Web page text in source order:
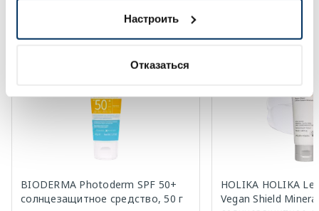
Настроить
Отказаться
BIODERMA Photoderm SPF 50+
солнцезащитное средство, 50 г
HOLIKA HOLIKA
Vegan Shield